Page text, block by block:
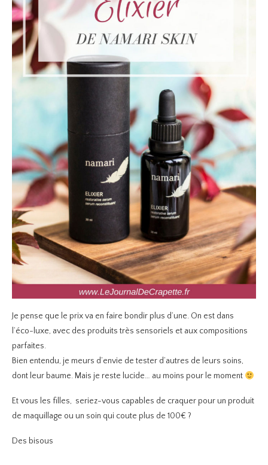
Je pense que le prix va en faire bondir plus d’une. On est dans
l’éco-luxe, avec des produits très sensoriels et aux compositions
parfaites.
Bien entendu, je meurs d’envie de tester d’autres de leurs soins,
dont leur baume. Mais je reste lucide… au moins pour le moment
Et vous les filles, seriez-vous capables de craquer pour un produit
de maquillage ou un soin qui coute plus de 100€ ?
Des bisous